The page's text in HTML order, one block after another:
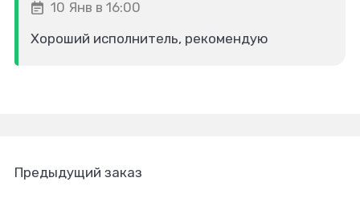
10 Янв в 16:00
Хороший исполнитель, рекомендую
Предыдущий заказ